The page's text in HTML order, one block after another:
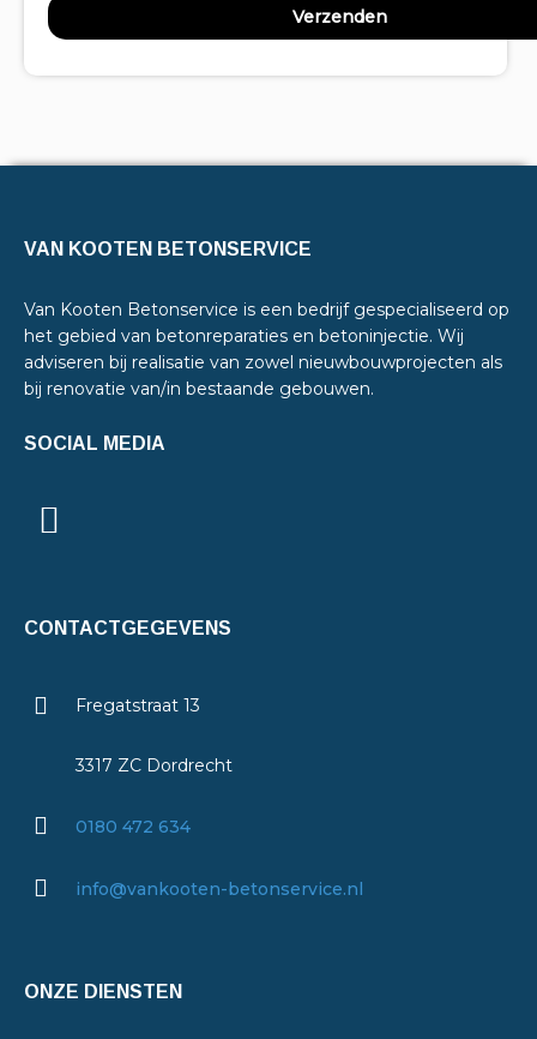
VAN KOOTEN BETONSERVICE
Van Kooten Betonservice is een bedrijf gespecialiseerd op
het gebied van betonreparaties en betoninjectie. Wij
adviseren bij realisatie van zowel nieuwbouwprojecten als
bij renovatie van/in bestaande gebouwen.
SOCIAL MEDIA
CONTACTGEGEVENS
Fregatstraat 13
3317 ZC Dordrecht
0180 472 634
info@vankooten-betonservice.nl
ONZE DIENSTEN